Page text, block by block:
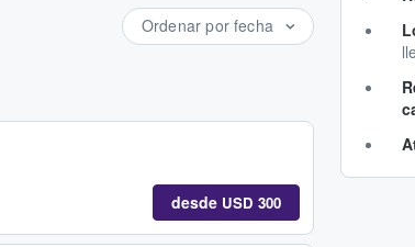
Ordenar por fecha
desde USD 300